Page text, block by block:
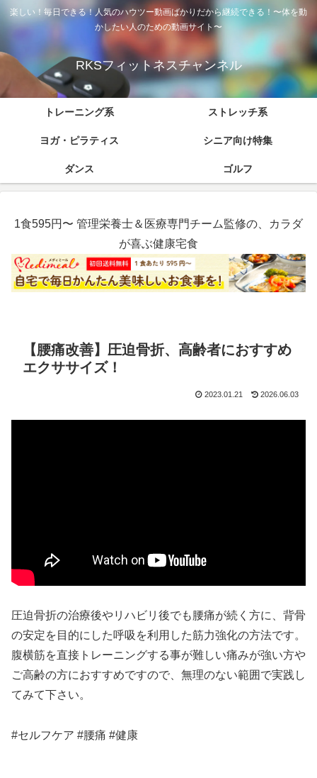
楽しい！毎日できる！人気のハウツー動画ばかりだから継続できる！〜体を動
かしたい人のための動画サイト〜
RKSフィットネスチャンネル
トレーニング系 ストレッチ系
ヨガ・ピラティス シニア向け特集
ダンス ゴルフ
1食595円〜 管理栄養士＆医療専門チーム監修の、カラダ
が喜ぶ健康宅食
【腰痛改善】圧迫骨折、高齢者におすすめ
エクササイズ！
2023.01.21 2026.06.03
圧迫骨折の治療後やリハビリ後でも腰痛が続く方に、背骨
の安定を目的にした呼吸を利用した筋力強化の方法です。
腹横筋を直接トレーニングする事が難しい痛みが強い方や
ご高齢の方におすすめですので、無理のない範囲で実践し
てみて下さい。
#セルフケア #腰痛 #健康